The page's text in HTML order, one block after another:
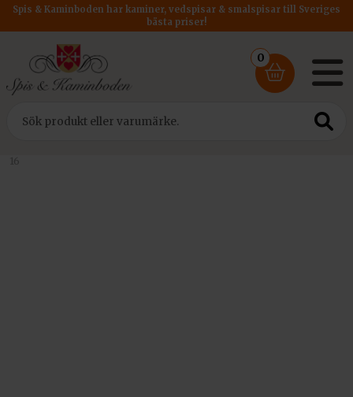
Spis & Kaminboden har kaminer, vedspisar & smalspisar till Sveriges
bästa priser!
0